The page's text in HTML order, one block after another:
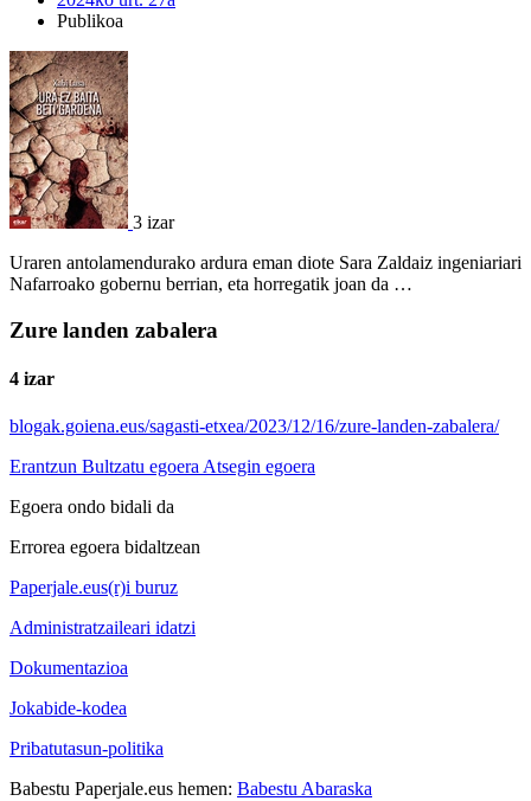
Publikoa
3 izar
Uraren antolamendurako ardura eman diote Sara Zaldaiz ingeniariari
Nafarroako gobernu berrian, eta horregatik joan da …
Zure landen zabalera
4 izar
blogak.goiena.eus/sagasti-etxea/2023/12/16/zure-landen-zabalera/
Erantzun Bultzatu egoera Atsegin egoera
Egoera ondo bidali da
Errorea egoera bidaltzean
Paperjale.eus(r)i buruz
Administratzaileari idatzi
Dokumentazioa
Jokabide-kodea
Pribatutasun-politika
Babestu Paperjale.eus hemen: Babestu Abaraska